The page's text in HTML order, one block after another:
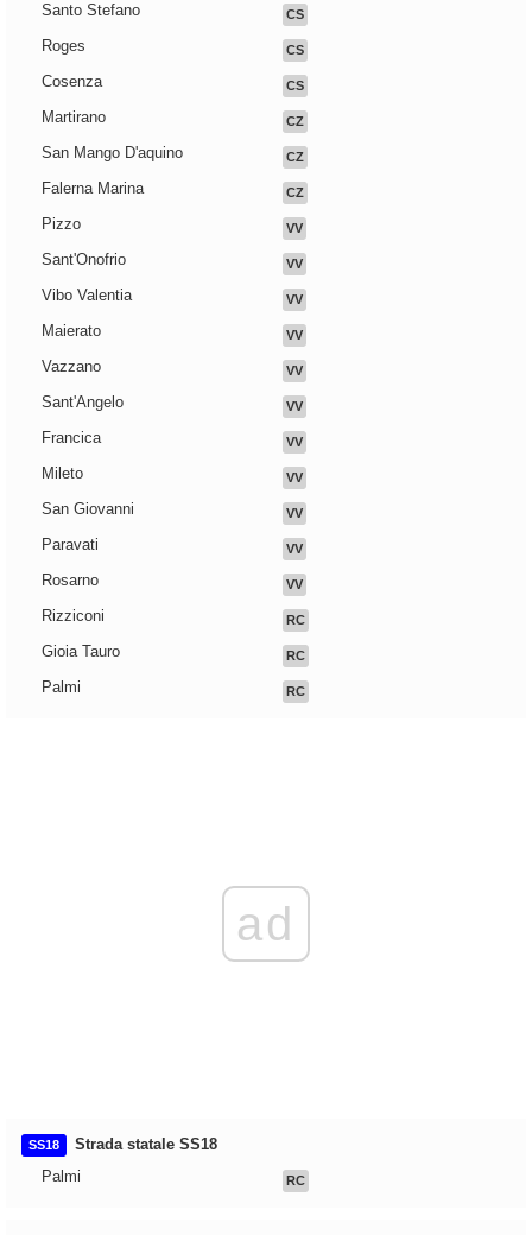
Santo Stefano CS
Roges CS
Cosenza CS
Martirano CZ
San Mango D'aquino CZ
Falerna Marina CZ
Pizzo VV
Sant'Onofrio VV
Vibo Valentia VV
Maierato VV
Vazzano VV
Sant'Angelo VV
Francica VV
Mileto VV
San Giovanni VV
Paravati VV
Rosarno VV
Rizziconi RC
Gioia Tauro RC
Palmi RC
ad
SS18
Strada statale SS18
Palmi
RC